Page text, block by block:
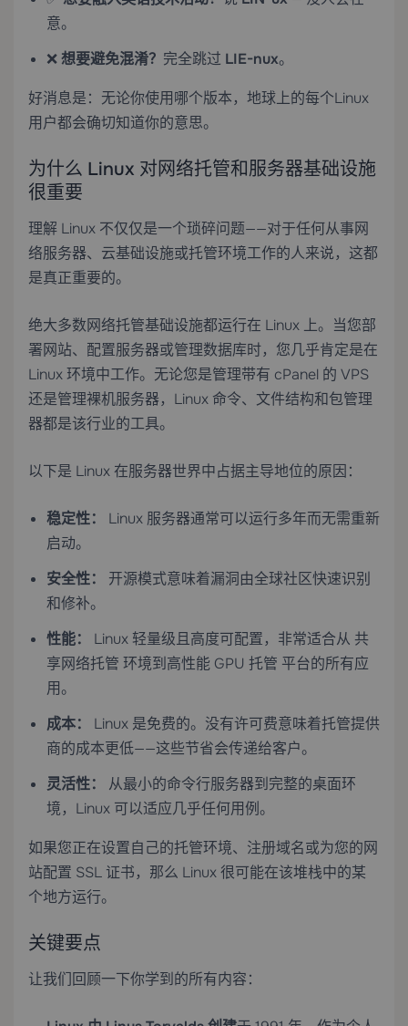
意。
❌想要避免混淆？ 完全跳过 LIE-nux。
好消息是：无论你使用哪个版本，地球上的每个Linux
用户都会确切知道你的意思。
为什么 Linux 对网络托管和服务器基础设施
很重要
理解 Linux 不仅仅是一个琐碎问题——对于任何从事网
络服务器、云基础设施或托管环境工作的人来说，这都
是真正重要的。
绝大多数网络托管基础设施都运行在 Linux 上。当您部
署网站、配置服务器或管理数据库时，您几乎肯定是在
Linux 环境中工作。无论您是管理带有 cPanel 的 VPS
还是管理裸机服务器，Linux 命令、文件结构和包管理
器都是该行业的工具。
以下是 Linux 在服务器世界中占据主导地位的原因：
稳定性：
Linux 服务器通常可以运行多年而无需重新
启动。
安全性：
开源模式意味着漏洞由全球社区快速识别
和修补。
性能：
Linux 轻量级且高度可配置，非常适合从 共
享网络托管 环境到高性能 GPU 托管 平台的所有应
用。
成本：
Linux 是免费的。没有许可费意味着托管提供
商的成本更低——这些节省会传递给客户。
灵活性：
从最小的命令行服务器到完整的桌面环
境，Linux 可以适应几乎任何用例。
如果您正在设置自己的托管环境、注册域名或为您的网
站配置 SSL 证书，那么 Linux 很可能在该堆栈中的某
个地方运行。
关键要点
让我们回顾一下你学到的所有内容：